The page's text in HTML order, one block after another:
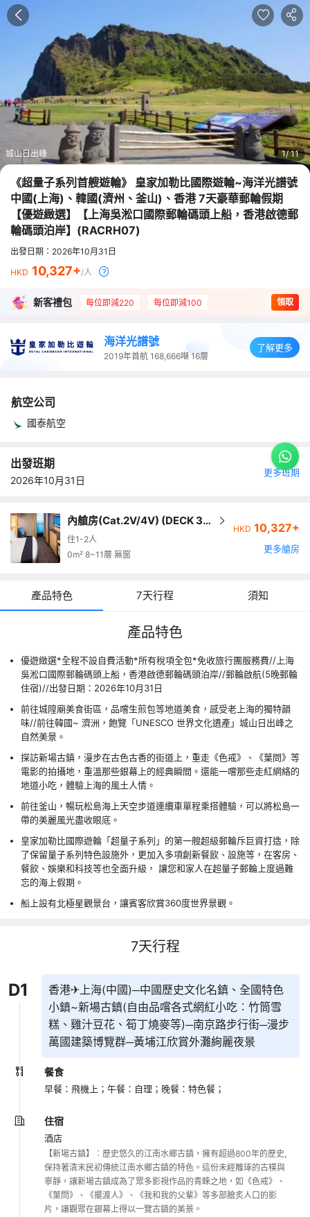
城山日出峰 1 11
《超量子系列首艘遊輪》 皇家加勒比國際遊輪~海洋光譜號
中國(上海)、韓國(濟州、釜山)、香港 7天豪華郵輪假期
【優遊緻選】【上海吳淞口國際郵輪碼頭上船，香港啟德郵
輪碼頭泊岸】 (RACRH07)
出發日期：2026年10月31日
HKD 10,327 /人
新客禮包 每位即減220 每位即減100 領取
海洋光譜號
2019年首航 168,666噸 16層
了解更多
航空公司
國泰航空
出發班期
2026年10月31日
更多班期
內艙房(Cat.2V/4V) (DECK 3,7
-13) (1-2人房)
住1-2人
0m² 8~11層 無窗
HKD 10,327+
更多艙房
產品特色 7天行程 須知
產品特色
優遊緻選*全程不設自費活動*所有稅項全包*免收旅行團服務費//上海
吳淞口國際郵輪碼頭上船，香港啟德郵輪碼頭泊岸//郵輪啟航(5晚郵輪
住宿)//出發日期：2026年10月31日
前往城隍廟美食街區，品嚐生煎包等地道美食，感受老上海的獨特韻
味//前往韓國~ 濟洲，飽覽「UNESCO 世界文化遺產」城山日出峰之
自然美景。
探訪新場古鎮，漫步在古色古香的街道上，重走《色戒》、《葉問》等
電影的拍攝地，重溫那些銀幕上的經典瞬間。還能一嚐那些走紅網絡的
地道小吃，體驗上海的風土人情。
前往釜山，暢玩松島海上天空步道連纜車單程乘搭體驗，可以將松島一
帶的美麗風光盡收眼底。
皇家加勒比國際遊輪「超量子系列」的第一艘超級郵輪斥巨資打造，除
了保留量子系列特色設施外，更加入多項創新餐飲、設施等，在客房、
餐飲、娛樂和科技等也全面升級， 讓您和家人在超量子郵輪上度過難
忘的海上假期。
船上設有北極星觀景台，讓賓客欣賞360度世界景觀。
7天行程
D1
香港✈上海(中國)─中國歷史文化名鎮、全國特色
小鎮~新場古鎮(自由品嚐各式網紅小吃︰竹筒雪
糕、雞汁豆花、筍丁燒麥等)─南京路步行街─漫步
萬國建築博覽群─黃埔江欣賞外灘絢麗夜景
餐食
早餐：飛機上；午餐：自理； 晚餐：特色餐；
住宿
酒店
【新場古鎮】︰歷史悠久的江南水鄉古鎮，擁有超過800年的歷史,
保持著清末民初傳統江南水鄉古鎮的特色。這份未經雕琢的古樸與
寧靜，讓新場古鎮成為了眾多影視作品的青睞之地，如《色戒》、
《葉問》、《擺渡人》、《我和我的父輩》等多部膾炙人口的影
片，讓觀眾在銀幕上得以一覽古鎮的美景。